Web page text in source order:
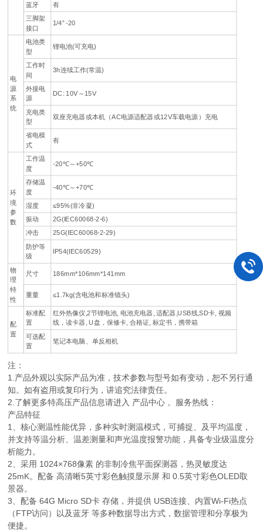
蓝牙
有
三脚架
接口
1/4” -20
电
源
系
统
电池类
型
锂电池(可充电)
工作时
间
3h连续工作(常温)
外接电
源
DC: 10V～15V
充电类
型
双座充电器或本机（AC电源适配器或12V车载电源）充电
省电模
式
有
环
境
参
数
工作温
度
-20℃～+50℃
存储温
度
-40℃～+70℃
湿度
≤95%(非冷凝)
振动
2G(IEC60068-2-6)
冲击
25G(IEC60068-2-29)
防护等
级
IP54(IEC60529)
物
理
特
性
尺寸 186mm*106mm*141mm
重量 ≤1.7kg(含电池和标准镜头)
配
置
标准配
置
红外热像仪,2节锂电池, 电池充电器, 适配器,USB线,SD卡, 视频
线，读卡器, U盘，保修卡, 合格证, 标定书，携带箱
可选配
置
笔记本电脑、单反相机
注：
1.产品外观以实际产品为准，技术参数与型号如有变动，恕不另行通
知。如有盗用或复印行为，讲追究法律责任。
2.了解更多特高压产品信息请进入 产品中心 。服务热线：
产品特征
1、核心测温性能优异，多种实时测温模式，可捕捉、及平均温度，
并支持等温分析、温差测量和声光温度报警功能，具备专业级温度分
析能力。
2、采用 ‌1024×768像素‌ 的非制冷焦平面探测器，热灵敏度达
‌25mK‌。配备 ‌高清晰5英寸彩色触摸显示屏‌ 和 ‌0.5英寸彩色OLED取
景器‌。
3、配备 ‌64G Micro SD卡‌ 存储，并提供 ‌USB连接、内置Wi-Fi热点
（FTP访问）以及蓝牙‌ 等多种数据导出方式，数据管理和分享极为
便捷。